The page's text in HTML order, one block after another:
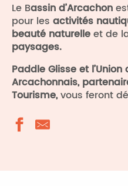
Le Bassin d’Arcachon
pour les activités
beauté naturelleet de
paysages.
Paddle Glisse et
Arcachonnais,
Tourisme,vous feront